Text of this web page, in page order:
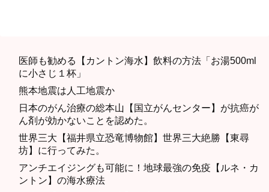
医師も勧める【カントン海水】飲料の方法「お湯500ml
に小さじ１杯」
熊本地震は人工地震か
日本のがん治療の総本山【国立がんセンター】が抗癌が
ん剤が効かないことを認めた。
世界三大【福井県立恐竜博物館】世界三大絶勝【東尋
坊】に行ってみた。
アンチエイジングも可能に！地球最強の免疫【ルネ・カ
ントン】の海水療法